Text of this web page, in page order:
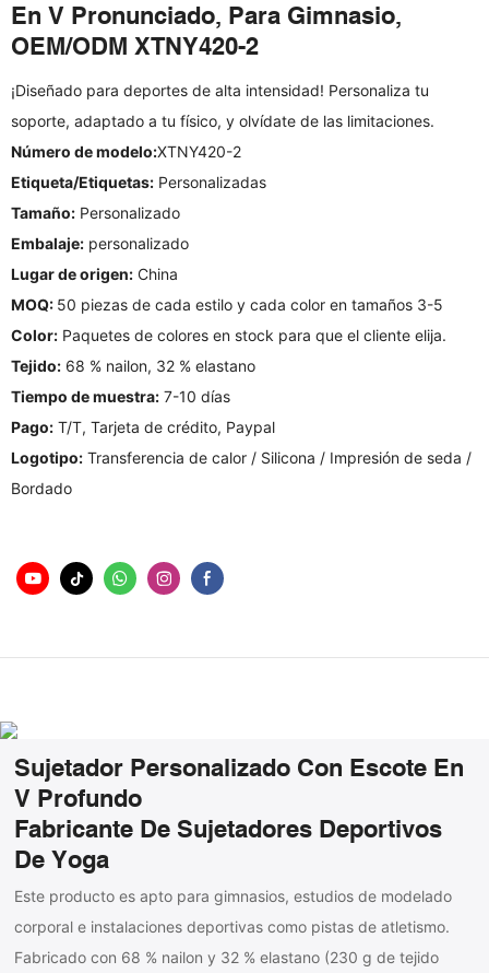
En V Pronunciado, Para Gimnasio,
OEM/ODM XTNY420-2
¡Diseñado para deportes de alta intensidad! Personaliza tu
soporte, adaptado a tu físico, y olvídate de las limitaciones.
Número de modelo:XTNY420-2
Etiqueta/Etiquetas: Personalizadas
Tamaño: Personalizado
Embalaje: personalizado
Lugar de origen: China
MOQ: 50 piezas de cada estilo y cada color en tamaños 3-5
Color: Paquetes de colores en stock para que el cliente elija.
Tejido: 68 % nailon, 32 % elastano
Tiempo de muestra: 7-10 días
Pago: T/T, Tarjeta de crédito, Paypal
Logotipo: Transferencia de calor / Silicona / Impresión de seda /
Bordado
Sujetador Personalizado Con Escote En
V Profundo
Fabricante De Sujetadores Deportivos
De Yoga
Este producto es apto para gimnasios, estudios de modelado
corporal e instalaciones deportivas como pistas de atletismo.
Fabricado con 68 % nailon y 32 % elastano (230 g de tejido